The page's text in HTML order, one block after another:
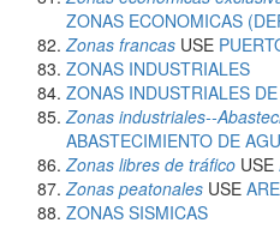
ZONAS ECONOMICAS
Zonas francas USE
ZONAS INDUSTRIALES
ZONAS INDUSTRIALES
Zonas industriales--
ABASTECIMIENTO DE
Zonas libres de tráfico USE
Zonas peatonales USE
ZONAS SISMICAS